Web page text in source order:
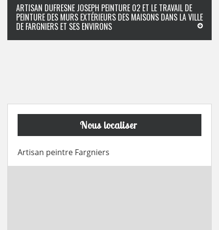
ARTISAN DUFRESNE JOSEPH PEINTURE 02 ET LE TRAVAIL DE
PEINTURE DES MURS EXTÉRIEURS DES MAISONS DANS LA VILLE
DE FARGNIERS ET SES ENVIRONS
Nous localiser
Artisan peintre Fargniers